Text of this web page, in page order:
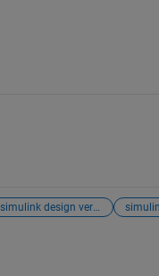
simulink design verifier